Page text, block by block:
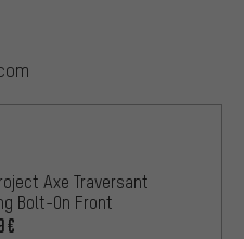
Axe Traversant
Bolt-On Front